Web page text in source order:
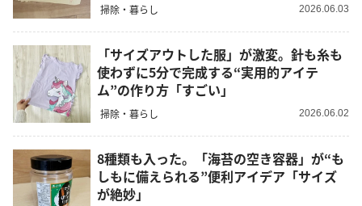
掃除・暮らし 2026.06.03
「サイズアウトした服」が激変。針も糸も
使わずに5分で完成する“実用的アイテ
ム”の作り方「すごい」
掃除・暮らし 2026.06.02
8種類も入った。「海苔の空き容器」が“も
しもに備えられる”便利アイデア「サイズ
が絶妙」